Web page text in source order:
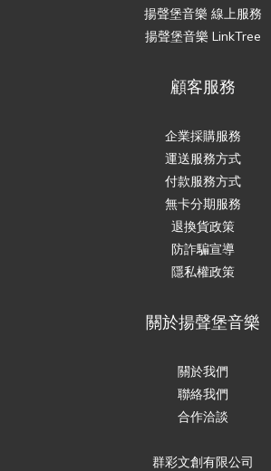
揚聲堡音樂 線上服務
揚聲堡音樂 LinkTree
顧客服務
企業採購服務
運送服務方式
付款服務方式
無卡分期服務
退換貨政策
防詐騙宣導
隱私權政策
關於揚聲堡音樂
關於我們
聯絡我們
合作洽談
群彩文創有限公司